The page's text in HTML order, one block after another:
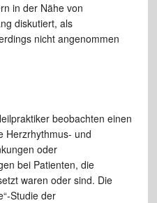
in der Nähe von
diskutiert, als
nicht angenommen
beobachten einen
Herzrhythmus- und
oder
bei Patienten, die
waren oder sind. Die
Studie der